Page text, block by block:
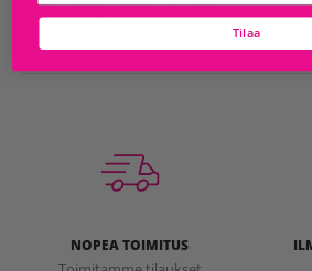
Myymälän tiedot
Tarkista saatavuus muissa
NOPEA TOIMITUS
Tilaa